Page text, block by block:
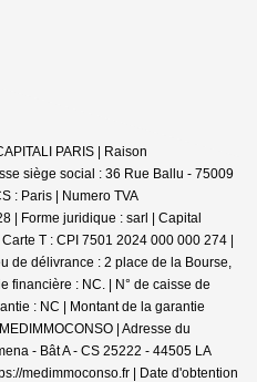
PARIS | Raison
siège social : 36 Rue Ballu - 75009
: Paris | Numero TVA
| Forme juridique : sarl | Capital
Carte T : CPI 7501 2024 000 000 274 |
de délivrance : 2 place de la Bourse,
financière : NC. | N° de caisse de
: NC | Montant de la garantie
| Adresse du
- Bât A - CS 25222 - 44505 LA
medimmoconso.fr | Date d'obtention